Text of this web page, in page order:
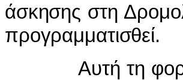
άσκησης στη
πρoγραμματισθεί.
Αυτή τη φoρά